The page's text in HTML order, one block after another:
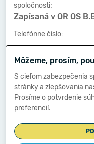
spoločnosti:
Zapísaná v OR OS
Telefónne číslo:
-
Faxové číslo:
-
E-mailová adresa:
-
Zostavená dňa:
Môžeme, prosím,
S cieľom zabezpečenia
stránky a zlepšovania
Prosíme o potvrdenie
preferencií.